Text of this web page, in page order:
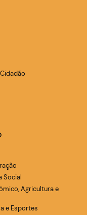
Social
Agricultura e
e Esportes